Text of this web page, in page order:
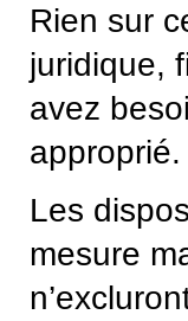
Rien sur
juridique,
avez
approprié.
Les
mesure